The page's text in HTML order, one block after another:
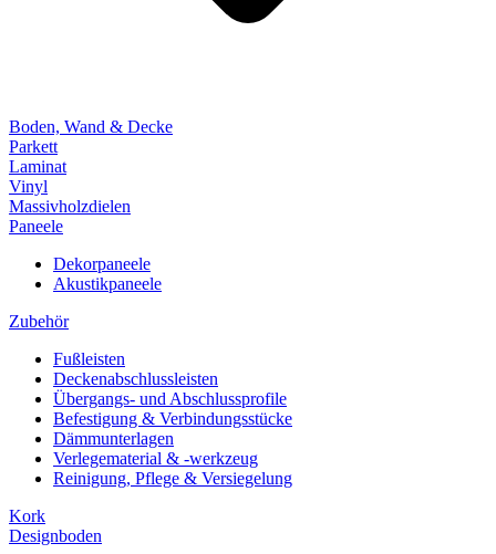
Boden, Wand & Decke
Parkett
Laminat
Vinyl
Massivholzdielen
Paneele
Dekorpaneele
Akustikpaneele
Zubehör
Fußleisten
Deckenabschlussleisten
Übergangs- und Abschlussprofile
Befestigung & Verbindungsstücke
Dämmunterlagen
Verlegematerial & -werkzeug
Reinigung, Pflege & Versiegelung
Kork
Designboden